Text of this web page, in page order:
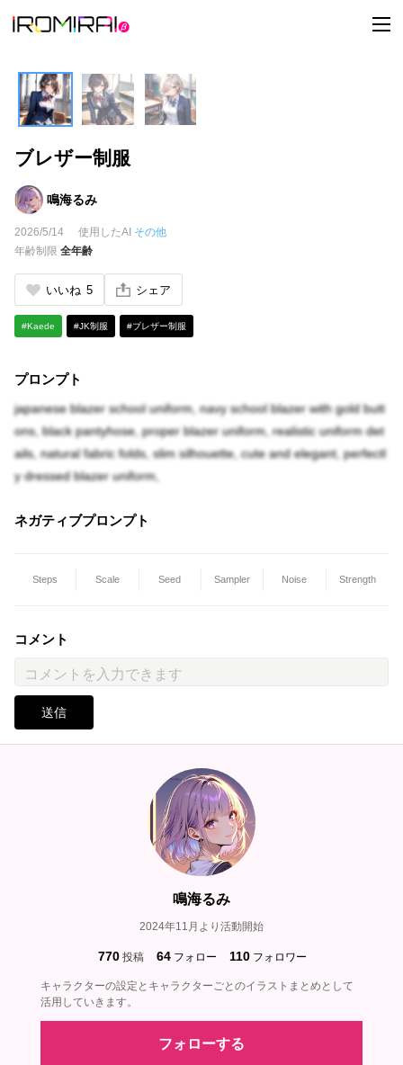
t
o
ブレザー制服
鳴海るみ
2026/5/14 使用したAI その他
年齢制限 全年齢
いいね 5 シェア
#Kaede #JK制服 #ブレザー制服
プロンプト
japanese blazer school uniform, navy school blazer with gold butt
ons, black pantyhose, proper blazer uniform, realistic uniform det
ails, natural fabric folds, slim silhouette, cute and elegant, perfectl
y dressed blazer uniform,
ネガティブプロンプト
Steps Scale Seed Sampler Noise Strength
コメント
送信
鳴海るみ
2024年11月より活動開始
770 投稿 64 フォロー 110 フォロワー
キャラクターの設定とキャラクターごとのイラストまとめとして
活用していきます。
フォローする